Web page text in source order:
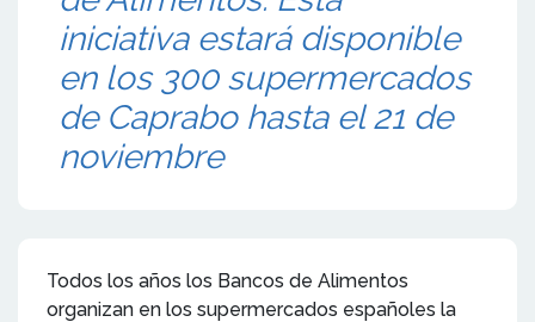
iniciativa estará disponible
en los 300 supermercados
de Caprabo hasta el 21 de
noviembre
Todos los años los Bancos de Alimentos
organizan en los supermercados españoles la